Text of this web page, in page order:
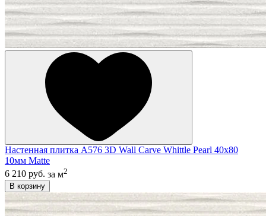
Настенная плитка A576 3D Wall Carve Whittle Pearl 40x80
10мм Matte
6 210 руб. за м2
В корзину